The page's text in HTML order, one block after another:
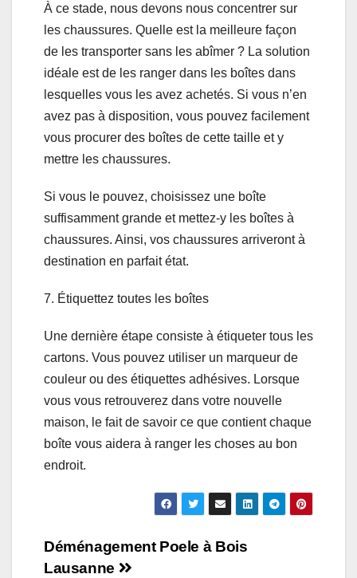
À ce stade, nous devons nous concentrer sur
les chaussures. Quelle est la meilleure façon
de les transporter sans les abîmer ? La solution
idéale est de les ranger dans les boîtes dans
lesquelles vous les avez achetés. Si vous n’en
avez pas à disposition, vous pouvez facilement
vous procurer des boîtes de cette taille et y
mettre les chaussures.
Si vous le pouvez, choisissez une boîte
suffisamment grande et mettez-y les boîtes à
chaussures. Ainsi, vos chaussures arriveront à
destination en parfait état.
7. Étiquettez toutes les boîtes
Une dernière étape consiste à étiqueter tous les
cartons. Vous pouvez utiliser un marqueur de
couleur ou des étiquettes adhésives. Lorsque
vous vous retrouverez dans votre nouvelle
maison, le fait de savoir ce que contient chaque
boîte vous aidera à ranger les choses au bon
endroit.
Navigation
Déménagement Poele à Bois
Lausanne